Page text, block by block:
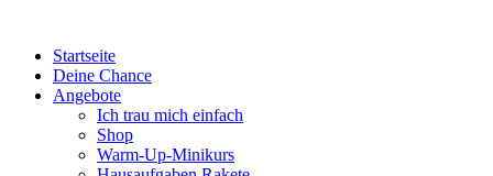
Startseite
Deine Chance
Angebote
Ich trau mich einfach
Shop
Warm-Up-Minikurs